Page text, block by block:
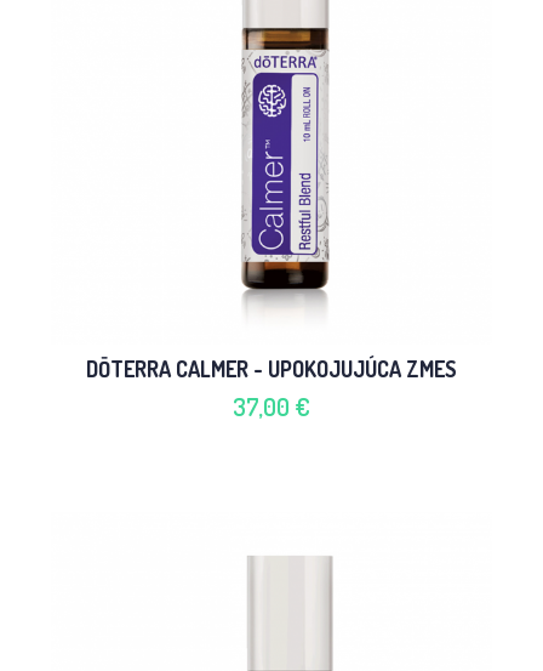
DŌTERRA CALMER - UPOKOJUJÚCA ZMES
37,00 €